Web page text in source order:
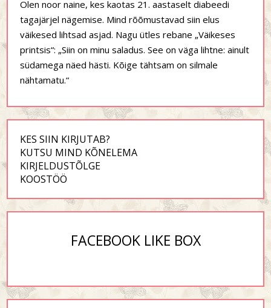
Olen noor naine, kes kaotas 21. aastaselt diabeedi
tagajärjel nägemise. Mind rõõmustavad siin elus
väikesed lihtsad asjad. Nagu ütles rebane „Väikeses
printsis“: „Siin on minu saladus. See on väga lihtne: ainult
südamega näed hästi. Kõige tähtsam on silmale
nähtamatu.“
KES SIIN KIRJUTAB?
KUTSU MIND KÕNELEMA
KIRJELDUSTÕLGE
KOOSTÖÖ
FACEBOOK LIKE BOX